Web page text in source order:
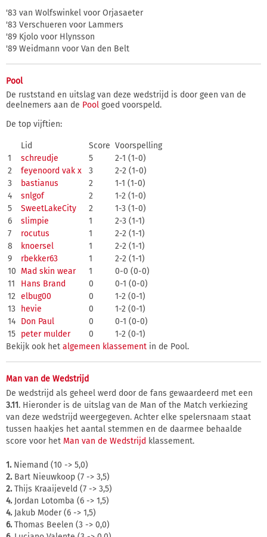
'83 van Wolfswinkel voor Orjasaeter
'83 Verschueren voor Lammers
'89 Kjolo voor Hlynsson
'89 Weidmann voor Van den Belt
Pool
De ruststand en uitslag van deze wedstrijd is door geen van de
deelnemers aan de Pool goed voorspeld.
De top vijftien:
Lid Score Voorspelling
1
schreudje 5
2-1 (1-0)
2
feyenoord vak x 3
2-2 (1-0)
3
bastianus 2
1-1 (1-0)
4
snlgof 2
1-2 (1-0)
5
SweetLakeCity 2
1-3 (1-0)
6
slimpie 1
2-3 (1-1)
7
rocutus 1
2-2 (1-1)
8
knoersel 1
2-2 (1-1)
9
rbekker63 1
2-2 (1-1)
10 Mad skin wear 1
0-0 (0-0)
11
Hans Brand 0
0-1 (0-0)
12 elbug00 0
1-2 (0-1)
13
hevie 0
1-2 (0-1)
14 Don Paul 0
0-1 (0-0)
15 peter mulder 0
1-2 (0-1)
Bekijk ook het algemeen klassement in de Pool.
Man van de Wedstrijd
De wedstrijd als geheel werd door de fans gewaardeerd met een
3.11. Hieronder is de uitslag van de Man of the Match verkiezing
van deze wedstrijd weergegeven. Achter elke spelersnaam staat
tussen haakjes het aantal stemmen en de daarmee behaalde
score voor het Man van de Wedstrijd klassement.
1.Niemand (10 -> 5,0)
2.Bart Nieuwkoop (7 -> 3,5)
2.Thijs Kraaijeveld (7 -> 3,5)
4.Jordan Lotomba (6 -> 1,5)
4.Jakub Moder (6 -> 1,5)
6.Thomas Beelen (3 -> 0,0)